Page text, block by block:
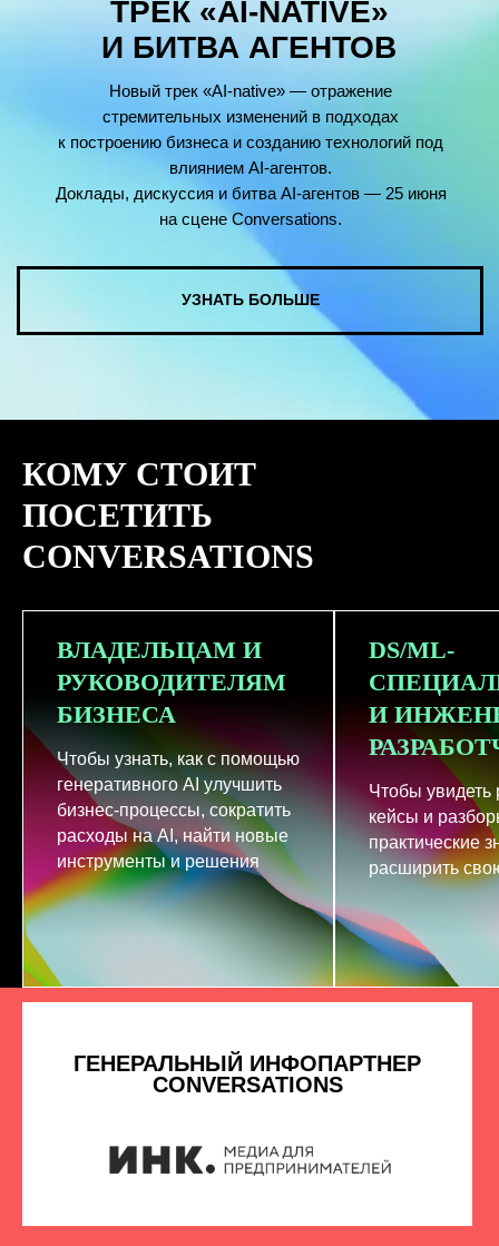
КОМУ СТОИТ
ПОСЕТИТЬ
CONVERSATIONS
ВЛАДЕЛЬЦАМ И
РУКОВОДИТЕЛЯМ
БИЗНЕСА
Чтобы узнать, как с помощью
генеративного AI улучшить
бизнес-процессы, сократить
расходы на AI, найти новые
инструменты и решения
DS/ML-
И
Чтобы увидеть
кейсы и
практические
расширить